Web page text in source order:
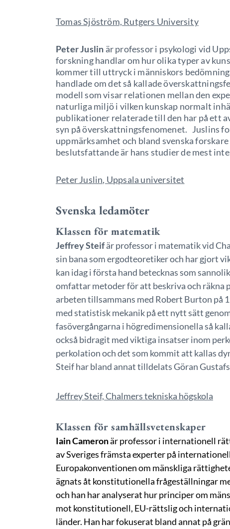
Tomas Sjöström, Rutgers University
Peter Juslin är professor i psykologi vid
forskning handlar om hur olika typer av
kommer till uttryck i människors
handlade om det så kallade
modell som visar relationen mellan den
naturliga miljö i vilken kunskap normalt
publikationer relaterade till den har på ett
syn på överskattningsfenomenet. Juslins
uppmärksamhet och bland svenska
beslutsfattande är hans studier de mest
Peter Juslin, Uppsala universitet
Svenska ledamöter
Klassen för matematik
Jeffrey Steifär professor i matematik vid
sin bana som ergodteoretiker och har gjort
kan idag i första hand betecknas som
omfattar metoder för att beskriva och räkna
arbeten tillsammans med Robert Burton på
med statistisk mekanik på ett nytt sätt
fasövergångarna i högredimensionella så
också bidragit med viktiga insatser inom
perkolation och det som kommit att kallas
Steif har bland annat tilldelats Göran
Jeffrey Steif, Chalmers tekniska högskola
Klassen för samhällsvetenskaper
Iain Cameronär professor i internationell
av Sveriges främsta experter på
Europakonventionen om mänskliga
ägnats åt konstitutionella frågeställningar
och han har analyserat hur principer om
mot konstitutionell, EU-rättslig och
länder. Han har fokuserat bland annat på